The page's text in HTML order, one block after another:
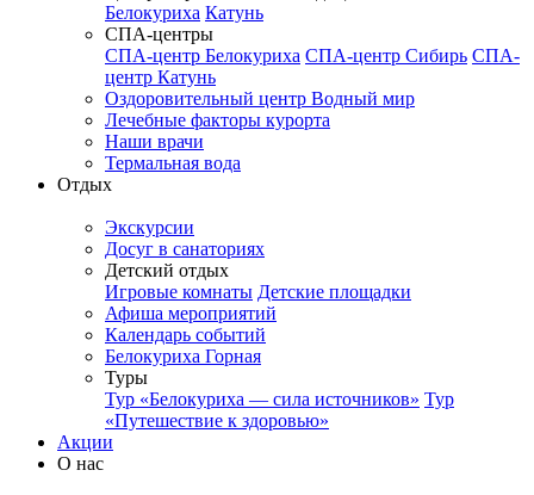
Белокуриха Катунь
СПА-центры
СПА-центр Белокуриха СПА-центр Сибирь СПА-
центр Катунь
Оздоровительный центр Водный мир
Лечебные факторы курорта
Наши врачи
Термальная вода
Отдых
Экскурсии
Досуг в санаториях
Детский отдых
Игровые комнаты Детские площадки
Афиша мероприятий
Календарь событий
Белокуриха Горная
Туры
Тур «Белокуриха — сила источников» Тур
«Путешествие к здоровью»
Акции
О нас